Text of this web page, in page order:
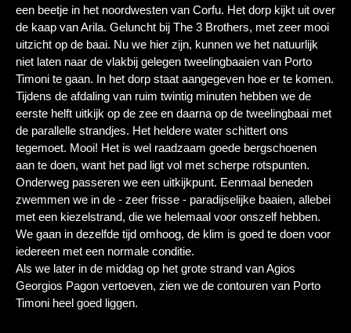
een beetje in het noordwesten van Corfu. Het dorp kijkt uit over
de kaap van Arila. Geluncht bij The 3 Brothers, met zeer mooi
uitzicht op de baai. Nu we hier zijn, kunnen we het natuurlijk
niet laten naar de vlakbij gelegen tweelingbaaien van Porto
Timoni te gaan. In het dorp staat aangegeven hoe er te komen.
Tijdens de afdaling van ruim twintig minuten hebben we de
eerste helft uitkijk op de zee en daarna op de tweelingbaai met
de parallelle strandjes. Het heldere water schittert ons
tegemoet. Mooi! Het is wel raadzaam goede bergschoenen
aan te doen, want het pad ligt vol met scherpe rotspunten.
Onderweg passeren we een uitkijkpunt. Eenmaal beneden
zwemmen we in de - zeer frisse - paradijselijke baaien, allebei
met een kiezelstrand, die we helemaal voor onszelf hebben.
We gaan in dezelfde tijd omhoog, de klim is goed te doen voor
iedereen met een normale conditie.
Als we later in de middag op het grote strand van Agios
Georgios Pagon vertoeven, zien we de contouren van Porto
Timoni heel goed liggen.